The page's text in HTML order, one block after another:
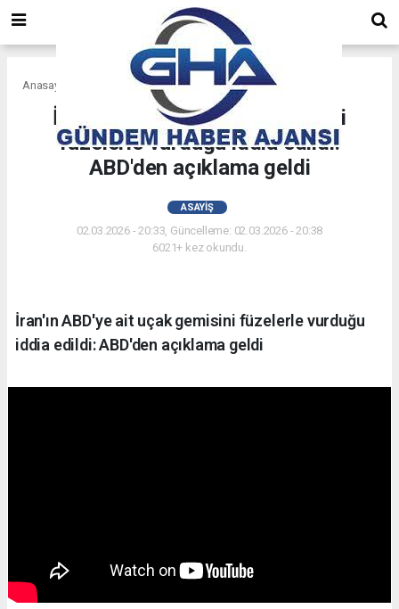
Anasayfa
İran'ın ABD'ye ait uçak gemisini
füzelerle vurduğu iddia edildi:
ABD'den açıklama geldi
ASAYIŞ
02.03.2026 - 20:33, Güncelleme: 02.03.2026 - 20:38
6021+ kez okundu.
İran'ın ABD'ye ait uçak gemisini füzelerle vurduğu
iddia edildi: ABD'den açıklama geldi